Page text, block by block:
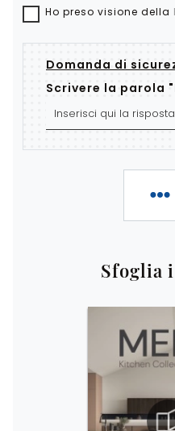
Sfoglia
Ho preso visione della
Domanda di
Scrivere la parola